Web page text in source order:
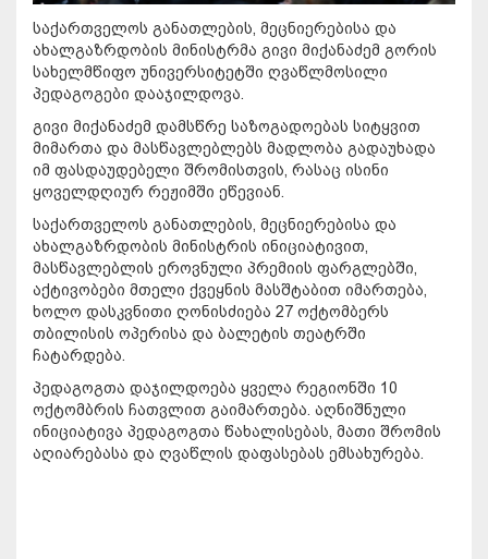
საქართველოს განათლების, მეცნიერებისა და
ახალგაზრდობის მინისტრმა გივი მიქანაძემ გორის
სახელმწიფო უნივერსიტეტში ღვაწლმოსილი
პედაგოგები დააჯილდოვა.
გივი მიქანაძემ დამსწრე საზოგადოებას სიტყვით
მიმართა და მასწავლებლებს მადლობა გადაუხადა
იმ ფასდაუდებელი შრომისთვის, რასაც ისინი
ყოველდღიურ რეჟიმში ეწევიან.
საქართველოს განათლების, მეცნიერებისა და
ახალგაზრდობის მინისტრის ინიციატივით,
მასწავლებლის ეროვნული პრემიის ფარგლებში,
აქტივობები მთელი ქვეყნის მასშტაბით იმართება,
ხოლო დასკვნითი ღონისძიება 27 ოქტომბერს
თბილისის ოპერისა და ბალეტის თეატრში
ჩატარდება.
პედაგოგთა დაჯილდოება ყველა რეგიონში 10
ოქტომბრის ჩათვლით გაიმართება. აღნიშნული
ინიციატივა პედაგოგთა წახალისებას, მათი შრომის
აღიარებასა და ღვაწლის დაფასებას ემსახურება.